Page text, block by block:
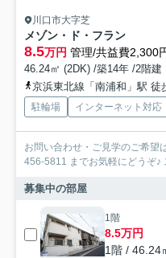
川口市大字芝
メゾン・ド・フラン
8.5万円 管理/共益費2,300
46.24㎡ (2DK) /築14年 /2階建
京浜東北線「南浦和」駅 徒
駐輪場 インターネット対応
お問い合わせ・ご見学のご希望
456-5811 までお気軽にどうぞ♪
募集中の部屋
1階
8.5万円
1階 / 46.24